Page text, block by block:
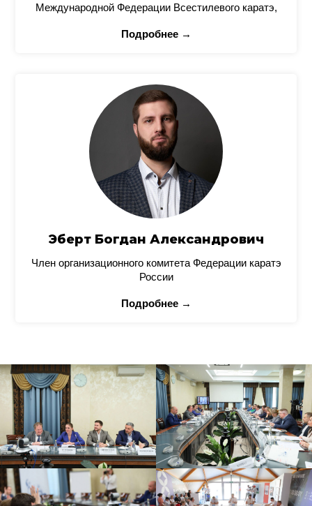
Международной Федерации Всестилевого каратэ,
Подробнее →
Эберт Богдан Александрович
Член организационного комитета Федерации каратэ
России
Подробнее →